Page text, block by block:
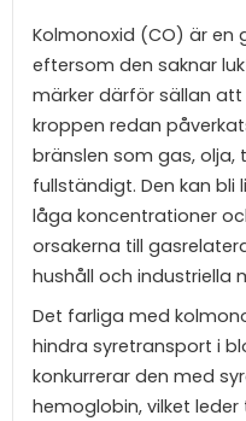
Kolmonoxid (CO) är
eftersom den saknar
märker därför sällan
kroppen redan
bränslen som gas, olja,
fullständigt. Den kan bli
låga koncentrationer
orsakerna till
hushåll och industriella
Det farliga med
hindra syretransport i
konkurrerar den med
hemoglobin, vilket